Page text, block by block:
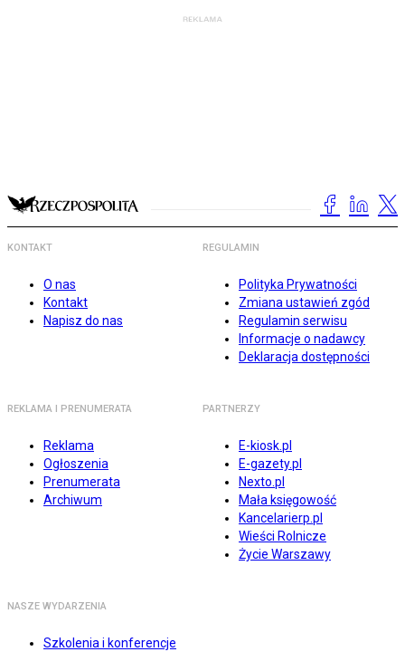
KONTAKT
O nas
Kontakt
Napisz do nas
REGULAMIN
Polityka Prywatności
Zmiana ustawień zgód
Regulamin serwisu
Informacje o nadawcy
Deklaracja dostępności
REKLAMA I PRENUMERATA
Reklama
Ogłoszenia
Prenumerata
Archiwum
PARTNERZY
E-kiosk.pl
E-gazety.pl
Nexto.pl
Mała księgowość
Kancelarierp.pl
Wieści Rolnicze
Życie Warszawy
NASZE WYDARZENIA
Szkolenia i konferencje